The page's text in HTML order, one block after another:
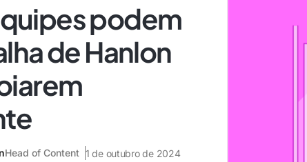
podem
de Hanlon
Head of Content 1 de outubro de 2024